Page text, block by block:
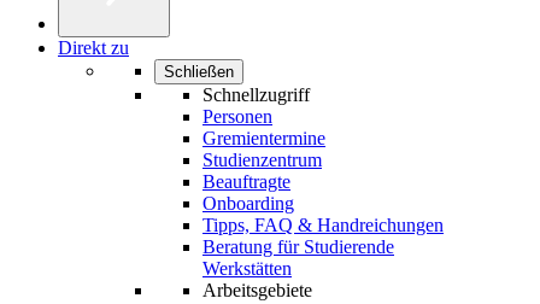
Direkt zu
Schließen
Schnellzugriff
Personen
Gremientermine
Studienzentrum
Beauftragte
Onboarding
Tipps, FAQ & Handreichungen
Beratung für Studierende
Werkstätten
Arbeitsgebiete